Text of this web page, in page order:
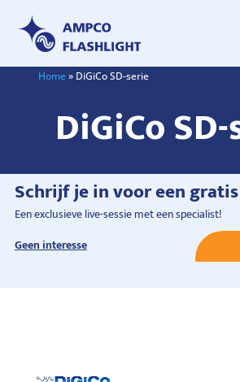
Home» DiGiCo SD-serie
DiGiCo
Schrijf je in voor een
Een exclusieve live-sessie met een specialist!
Geen interesse